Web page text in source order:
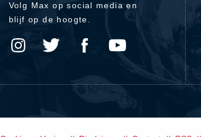
Volg Max op social media en
blijf op de hoogte.